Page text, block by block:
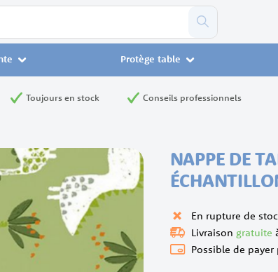
Protège table
Toujours en stock Conseils professionnels
NAPPE DE
En rupture de
Livraison gratuite
Possible de payer